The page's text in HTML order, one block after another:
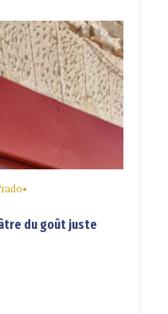
•
du goût juste